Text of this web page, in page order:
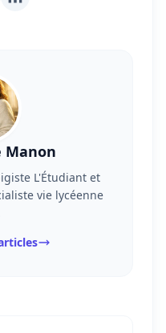
Manon
L'Étudiant et
vie lycéenne